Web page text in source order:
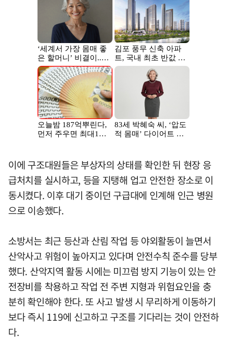
이에 구조대원들은 부상자의 상태를 확인한 뒤 현장 응
급처치를 실시하고, 등을 지탱해 업고 안전한 장소로 이
동시켰다. 이후 대기 중이던 구급대에 인계해 인근 병원
으로 이송했다.
소방서는 최근 등산과 산림 작업 등 야외활동이 늘면서
산악사고 위험이 높아지고 있다며 안전수칙 준수를 당부
했다. 산악지역 활동 시에는 미끄럼 방지 기능이 있는 안
전장비를 착용하고 작업 전 주변 지형과 위험요인을 충
분히 확인해야 한다. 또 사고 발생 시 무리하게 이동하기
보다 즉시 119에 신고하고 구조를 기다리는 것이 안전하
다.